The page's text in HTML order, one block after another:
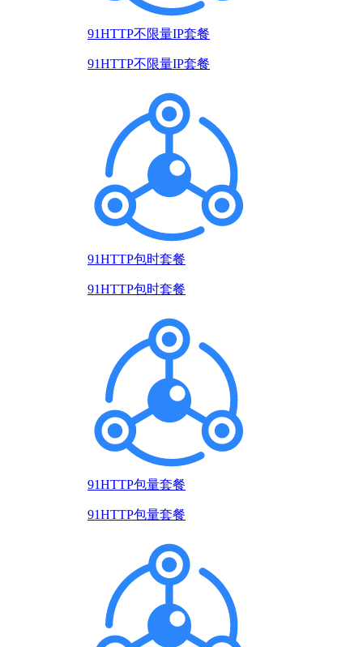
91HTTP不限量IP套餐
91HTTP不限量IP套餐
91HTTP包时套餐
91HTTP包时套餐
91HTTP包量套餐
91HTTP包量套餐